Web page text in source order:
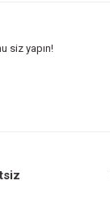
bozuk veya
bulunuyor.
alternatifler olmalı.
siz yapın!